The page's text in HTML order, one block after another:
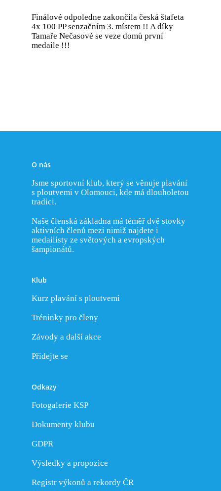
Finálové odpoledne zakončila česká štafeta
4x 100 PP senzačním 3. místem !! A díky
Tamaře Nečasové se veze domů první
medaile !!!
O nás
Jsme sportovní klub, který se věnuje plavání
s ploutvemi v Olomouci, kde má dlouholetou
tradici.
Naše členská základna má téměř dvě stovky
aktivních členů mezi nimiž najdete i
medailisty ze světových a evropských
šampionátů.
Klub
Kurz plavání s ploutvemi
Tréninky pro členy
Závody a další akce
Přidejte se
Odkazy
Fotogalerie KSP
Dokumenty klubu
GDPR
Výsledky a propozice
Registr výkonů a rekordy ČR
Branný den
Kalendář
Nejlepší výkony
Nejlepší výkony
Disciplíny
Plavání s ploutvemi
Historie
Kontakty
Kurz plavání